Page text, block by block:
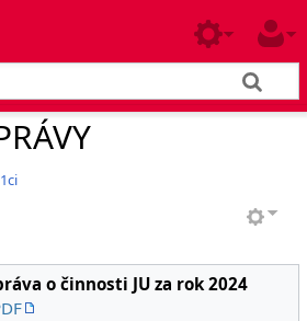
o činnosti JU za rok 2024